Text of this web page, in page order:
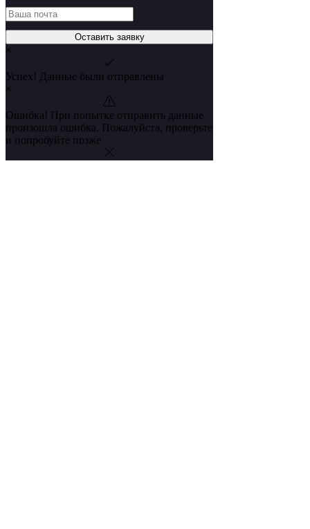
Оставить заявку
×
Успех! Данные были отправлены
×
Ошибка! При попытке отправить данные
произошла ошибка. Пожалуйста, проверьте
и попробуйте позже